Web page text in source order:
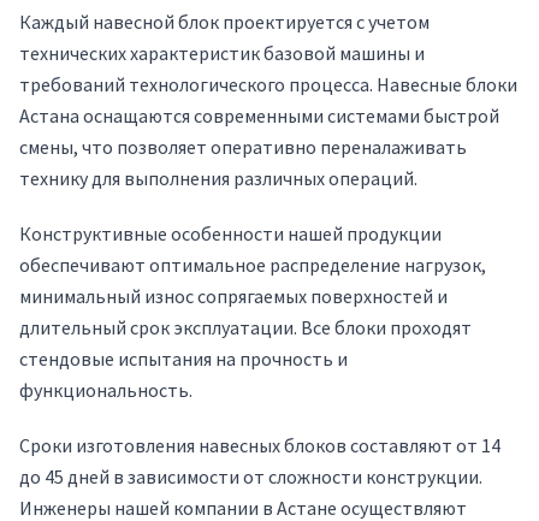
Каждый навесной блок проектируется с учетом
технических характеристик базовой машины и
требований технологического процесса. Навесные блоки
Астана оснащаются современными системами быстрой
смены, что позволяет оперативно переналаживать
технику для выполнения различных операций.
Конструктивные особенности нашей продукции
обеспечивают оптимальное распределение нагрузок,
минимальный износ сопрягаемых поверхностей и
длительный срок эксплуатации. Все блоки проходят
стендовые испытания на прочность и
функциональность.
Сроки изготовления навесных блоков составляют от 14
до 45 дней в зависимости от сложности конструкции.
Инженеры нашей компании в Астане осуществляют